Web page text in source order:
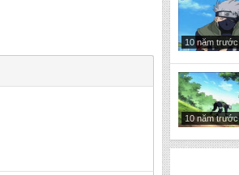
10 năm trước
10 năm trước